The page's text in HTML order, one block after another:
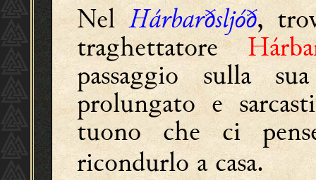
NelHárbarðsljóð,
traghettatore
passaggio sulla
prolungato e
tuono che ci
ricondurlo a casa.